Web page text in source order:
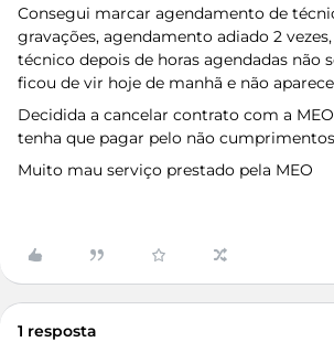
Consegui marcar agendamento de
gravações, agendamento adiado 2
técnico depois de horas agendadas não
ficou de vir hoje de manhã e não
Decidida a cancelar contrato com a
tenha que pagar pelo não
Muito mau serviço prestado pela MEO
1 resposta